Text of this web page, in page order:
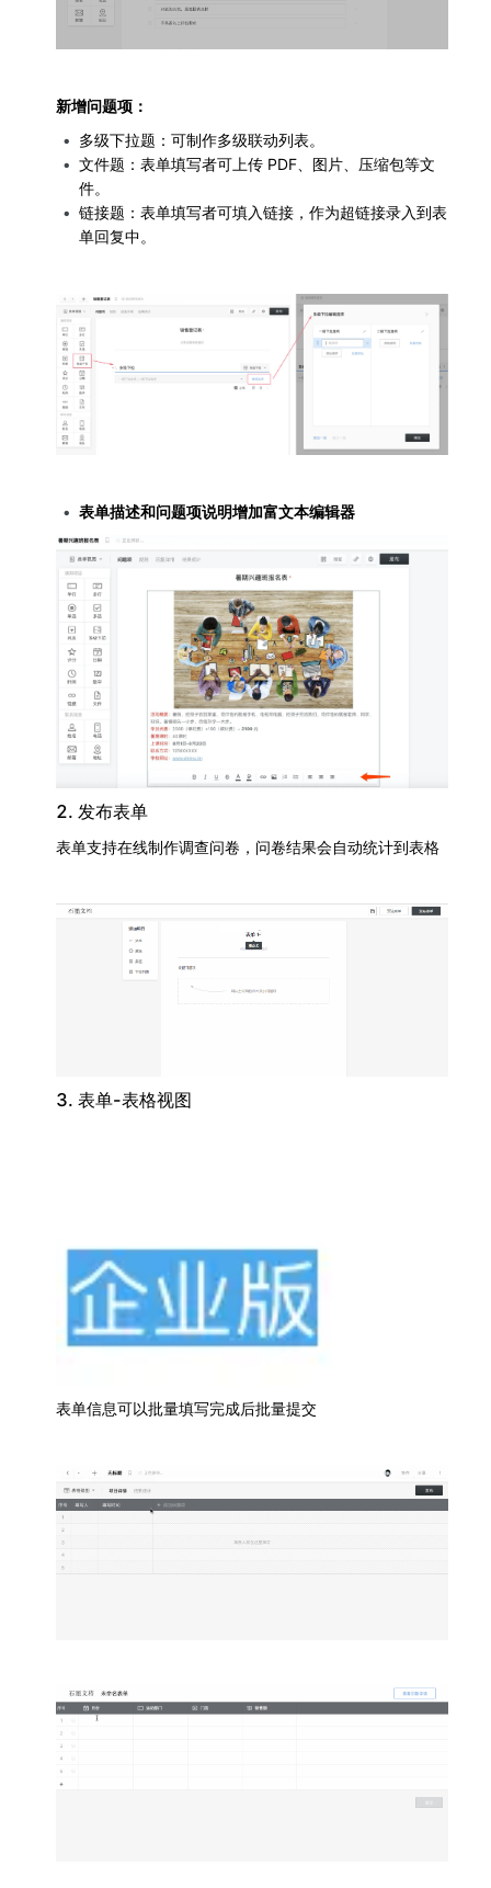
新增问题项：
多级下拉题：可制作多级联动列表。
文件题：表单填写者可上传 PDF、图片、压缩包等文
件。
链接题：表单填写者可填入链接，作为超链接录入到表
单回复中。
表单描述和问题项说明增加富文本编辑器
2. 发布表单
表单支持在线制作调查问卷，问卷结果会自动统计到表格
3. 表单-表格视图
表单信息可以批量填写完成后批量提交